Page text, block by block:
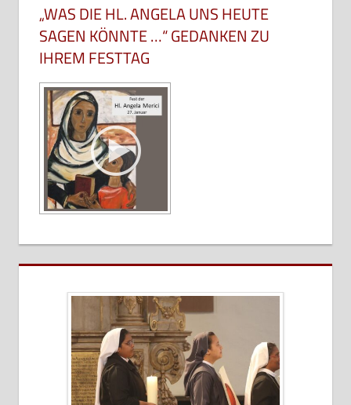
„WAS DIE HL. ANGELA UNS HEUTE
SAGEN KÖNNTE …“ GEDANKEN ZU
IHREM FESTTAG